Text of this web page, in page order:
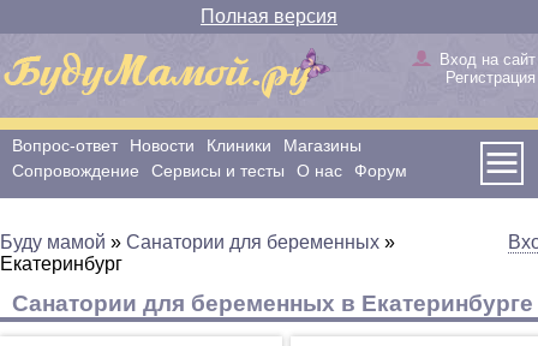
Полная версия
Вход на сайт
Регистрация
Вопрос-ответ Новости Клиники
Магазины
Сопровождение
Сервисы и тесты О нас Форум
Буду мамой » Санатории для беременных »
Екатеринбург
Санатории для беременных в Екатеринбурге